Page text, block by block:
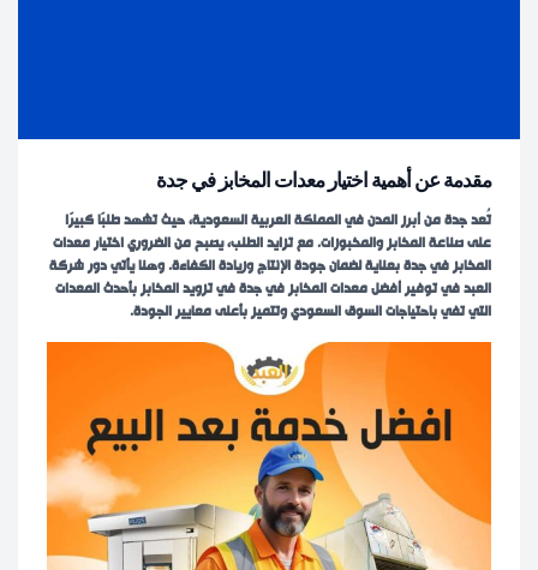
مقدمة عن أهمية اختيارمعدات المخابز في جدة
تُعد جدة من أبرز المدن في المملكة العربية السعودية، حيث تشهد طلبًا كبيرًا
على صناعة المخابز والمخبوزات. مع تزايد الطلب، يصبح من الضروري اختيار معدات
المخابز في جدة بعناية لضمان جودة الإنتاج وزيادة الكفاءة. وهنا يأتي دور شركة
العبد في توفير أفضل معدات المخابز في جدة في تزويد المخابز بأحدث المعدات
التي تفي باحتياجات السوق السعودي وتتميز بأعلى معايير الجودة.